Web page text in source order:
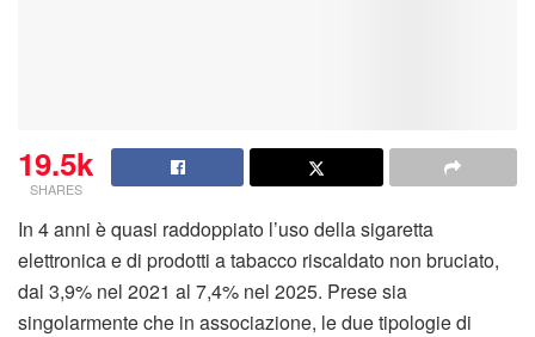
19.5k
SHARES
In 4 anni è quasi raddoppiato l’uso della sigaretta
elettronica e di prodotti a tabacco riscaldato non bruciato,
dal 3,9% nel 2021 al 7,4% nel 2025. Prese sia
singolarmente che in associazione, le due tipologie di